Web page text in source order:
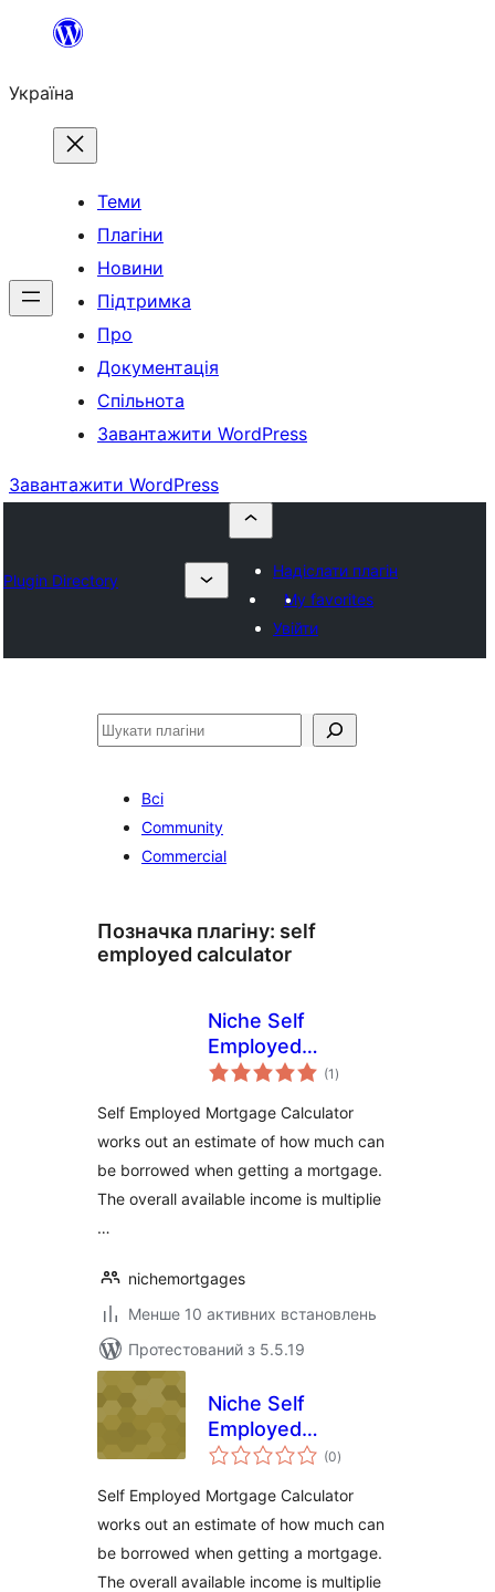
Перейти
вмісту
Україна
Теми
Плагіни
Новини
Підтримка
Про
Документація
Спільнота
Завантажити WordPress
Завантажити WordPress
Plugin Directory
Надіслати плагін
My favorites
Увійти
Пошук
Всі
Community
Commercial
Позначка плагіну: self
employed calculator
Niche Self
Employed
Mortgage
(1 загальний
рейтинг
)
Self Employed Mortgage Calculator
works out an estimate of how much can
be borrowed when getting a mortgage.
The overall available income is multiplie
…
nichemortgages
Менше 10 активних встановлень
Протестований з 5.5.19
Niche Self
Employed
Mortgage
(0загальний
рейтинг
)
Self Employed Mortgage Calculator
works out an estimate of how much can
be borrowed when getting a mortgage.
The overall available income is multiplie